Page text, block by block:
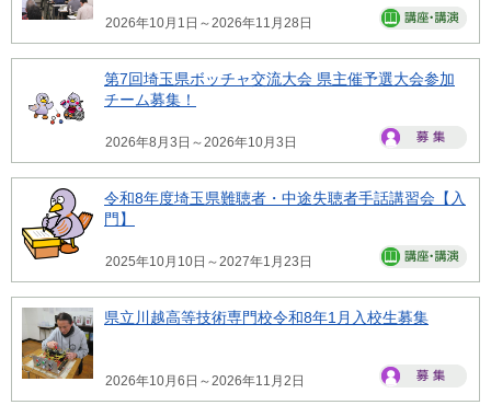
2026年10月1日～2026年11月28日
第7回埼玉県ボッチャ交流大会 県主催予選大会参加
チーム募集！
2026年8月3日～2026年10月3日
令和8年度埼玉県難聴者・中途失聴者手話講習会【入
門】
2025年10月10日～2027年1月23日
県立川越高等技術専門校令和8年1月入校生募集
2026年10月6日～2026年11月2日